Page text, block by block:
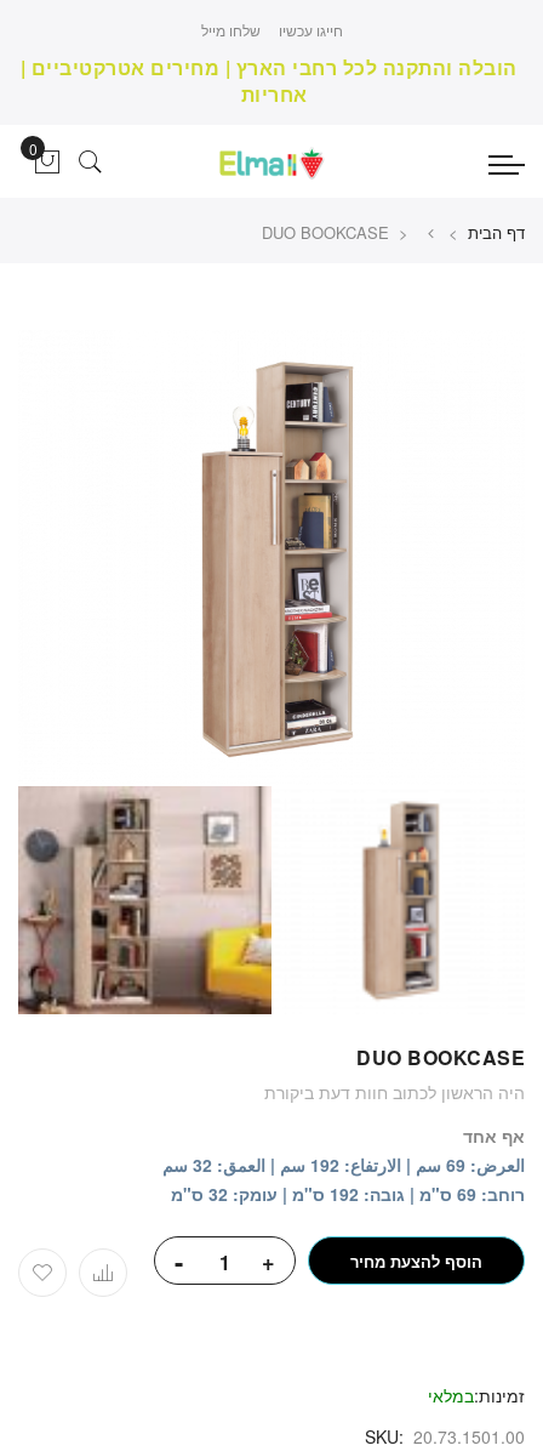
חייגו עכשיו שלחו מייל
הובלה והתקנה לכל רחבי הארץ | מחירים אטרקטיביים |
אחריות
דף הבית >
DUO BOOKCASE >
DUO BOOKCASE
היה הראשון לכתוב חוות דעת ביקורת
אף אחד
العرض: 69 سم | الارتفاع: 192 سم | العمق: 32 سم
רוחב: 69 ס"מ | גובה: 192 ס"מ | עומק: 32 ס"מ
- + הוסף להצעת מחיר
זמינות:במלאי
SKU
20.73.1501.00